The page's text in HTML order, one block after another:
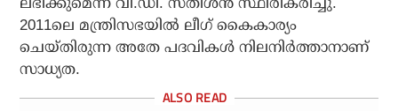
2011ലെ മന്ത്രിസഭയിൽ ലീഗ് കൈകാര്യം
ചെയ്തിരുന്ന അതേ പദവികൾ നിലനിർത്താനാണ്
സാധ്യത.